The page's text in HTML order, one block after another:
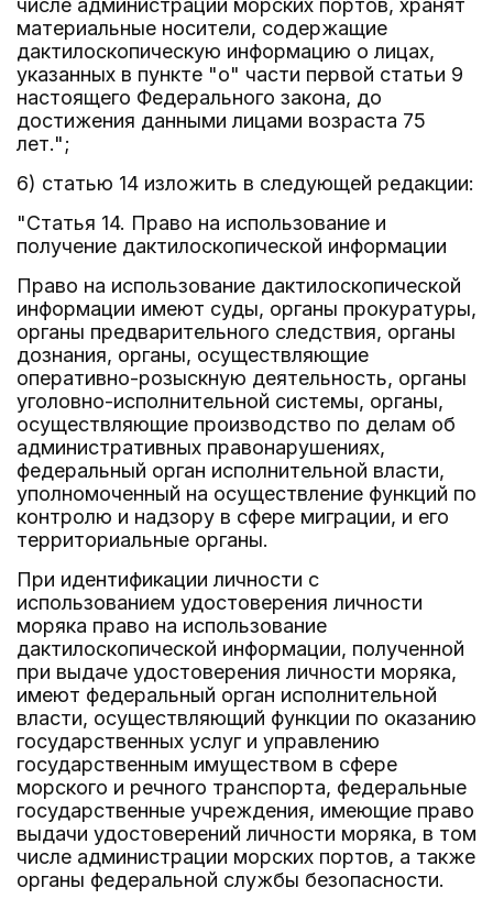
числе администрации морских портов, хранят
материальные носители, содержащие
дактилоскопическую информацию о лицах,
указанных в пункте "о" части первой статьи 9
настоящего Федерального закона, до
достижения данными лицами возраста 75
лет.";
6) статью 14 изложить в следующей редакции:
"Статья 14. Право на использование и
получение дактилоскопической информации
Право на использование дактилоскопической
информации имеют суды, органы прокуратуры,
органы предварительного следствия, органы
дознания, органы, осуществляющие
оперативно-розыскную деятельность, органы
уголовно-исполнительной системы, органы,
осуществляющие производство по делам об
административных правонарушениях,
федеральный орган исполнительной власти,
уполномоченный на осуществление функций по
контролю и надзору в сфере миграции, и его
территориальные органы.
При идентификации личности с
использованием удостоверения личности
моряка право на использование
дактилоскопической информации, полученной
при выдаче удостоверения личности моряка,
имеют федеральный орган исполнительной
власти, осуществляющий функции по оказанию
государственных услуг и управлению
государственным имуществом в сфере
морского и речного транспорта, федеральные
государственные учреждения, имеющие право
выдачи удостоверений личности моряка, в том
числе администрации морских портов, а также
органы федеральной службы безопасности.